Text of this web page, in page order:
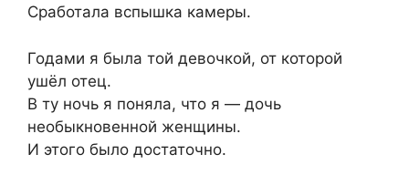
Сработала вспышка камеры.
Годами я была той девочкой, от которой
ушёл отец.
В ту ночь я поняла, что я — дочь
необыкновенной женщины.
И этого было достаточно.